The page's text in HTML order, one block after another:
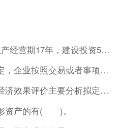
某建设项目建设期3年，生产经营期17年，建设投资5500万元
我国《企业会计准则》规定，企业按照交易或者事项的经济特征确定
对于非经营性技术方案，经济效果评价主要分析拟定方案的( )。
资产的有( )。